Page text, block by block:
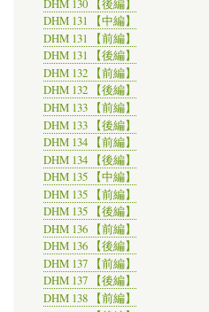
DHM 130 【後編】
DHM 131 【中編】
DHM 131 【前編】
DHM 131 【後編】
DHM 132 【前編】
DHM 132 【後編】
DHM 133 【前編】
DHM 133 【後編】
DHM 134 【前編】
DHM 134 【後編】
DHM 135 【中編】
DHM 135 【前編】
DHM 135 【後編】
DHM 136 【前編】
DHM 136 【後編】
DHM 137 【前編】
DHM 137 【後編】
DHM 138 【前編】